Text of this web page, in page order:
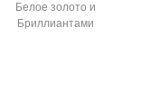
Белое золото и
Бриллиантами